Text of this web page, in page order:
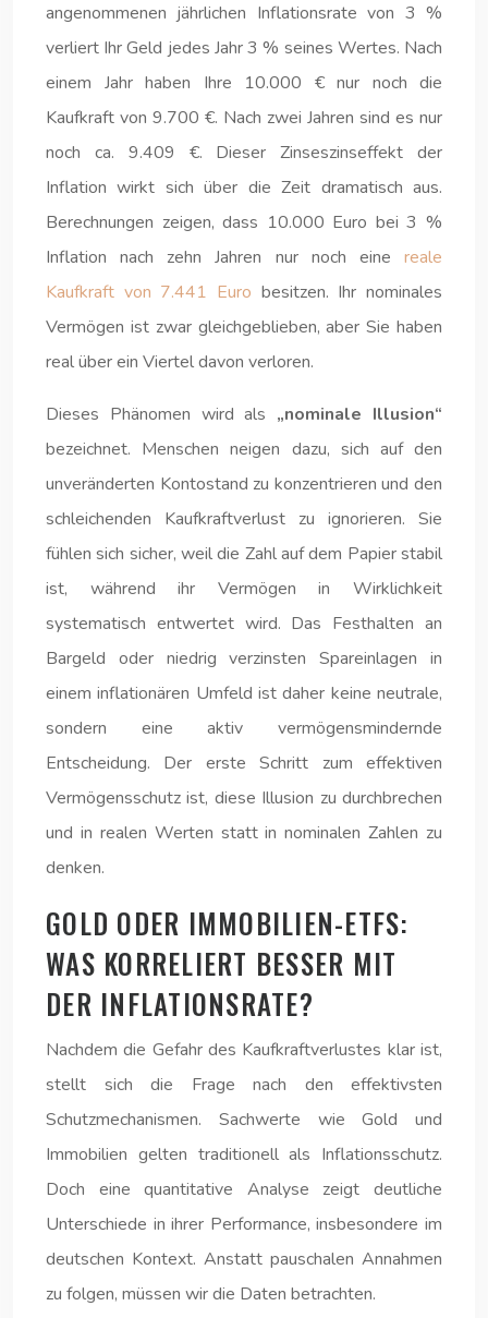
angenommenen jährlichen Inflationsrate von 3 %
verliert Ihr Geld jedes Jahr 3 % seines Wertes. Nach
einem Jahr haben Ihre 10.000 € nur noch die
Kaufkraft von 9.700 €. Nach zwei Jahren sind es nur
noch ca. 9.409 €. Dieser Zinseszinseffekt der
Inflation wirkt sich über die Zeit dramatisch aus.
Berechnungen zeigen, dass 10.000 Euro bei 3 %
Inflation nach zehn Jahren nur noch eine reale
Kaufkraft von 7.441 Euro besitzen. Ihr nominales
Vermögen ist zwar gleichgeblieben, aber Sie haben
real über ein Viertel davon verloren.
Dieses Phänomen wird als „nominale Illusion“
bezeichnet. Menschen neigen dazu, sich auf den
unveränderten Kontostand zu konzentrieren und den
schleichenden Kaufkraftverlust zu ignorieren. Sie
fühlen sich sicher, weil die Zahl auf dem Papier stabil
ist, während ihr Vermögen in Wirklichkeit
systematisch entwertet wird. Das Festhalten an
Bargeld oder niedrig verzinsten Spareinlagen in
einem inflationären Umfeld ist daher keine neutrale,
sondern eine aktiv vermögensmindernde
Entscheidung. Der erste Schritt zum effektiven
Vermögensschutz ist, diese Illusion zu durchbrechen
und in realen Werten statt in nominalen Zahlen zu
denken.
GOLD ODER IMMOBILIEN-ETFS:
WAS KORRELIERT BESSER MIT
DER INFLATIONSRATE?
Nachdem die Gefahr des Kaufkraftverlustes klar ist,
stellt sich die Frage nach den effektivsten
Schutzmechanismen. Sachwerte wie Gold und
Immobilien gelten traditionell als Inflationsschutz.
Doch eine quantitative Analyse zeigt deutliche
Unterschiede in ihrer Performance, insbesondere im
deutschen Kontext. Anstatt pauschalen Annahmen
zu folgen, müssen wir die Daten betrachten.